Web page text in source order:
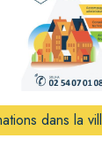
dans la